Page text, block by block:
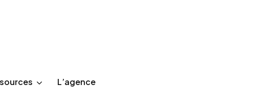
L’agence